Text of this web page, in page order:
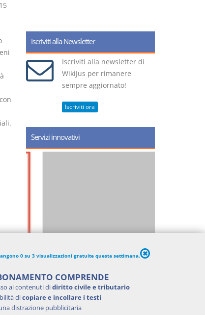
Iscriviti alla Newsletter
Iscriviti alla newsletter di
WikiJus per rimanere
sempre aggiornato!
Iscriviti ora
Servizi innovativi
0 su 3 visualizzazioni gratuite questa settimana.
COMPRENDE
ai contenuti didiritto civile e tributario
dicopiare e incollare i testi
distrazione pubblicitaria